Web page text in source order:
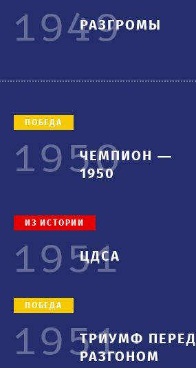
1949
РАЗГРОМЫ
ПОБЕДА
1950ЧЕМПИОН —
1950
ИЗ ИСТОРИИ
1951
ЦДСА
ПОБЕДА
1951ТРИУМФ ПЕРЕД
РАЗГОНОМ